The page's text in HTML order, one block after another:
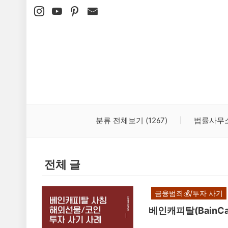
본문 바로가기
분류 전체보기 (1267) 법률사무
전체 글
금융범죄💰/투자 사기
베인캐피탈